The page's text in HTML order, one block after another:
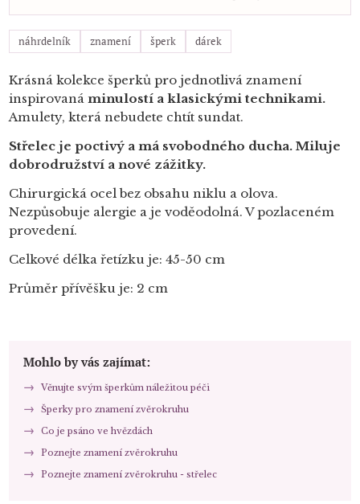
náhrdelník znamení šperk dárek
Krásná kolekce šperků pro jednotlivá znamení
inspirovanáminulostí a klasickými technikami.
Amulety, která nebudete chtít sundat.
Střelec je poctivý a má svobodného ducha. Miluje
dobrodružství a nové zážitky.
Chirurgická ocel bez obsahu niklu a olova.
Nezpůsobuje alergie a je voděodolná. V pozlaceném
provedení.
Celkové délka řetízku je: 45-50 cm
Průměr přívěšku je: 2 cm
Mohlo by vás zajímat:
Věnujte svým šperkům náležitou péči
Šperky pro znamení zvěrokruhu
Co je psáno ve hvězdách
Poznejte znamení zvěrokruhu
Poznejte znamení zvěrokruhu - střelec